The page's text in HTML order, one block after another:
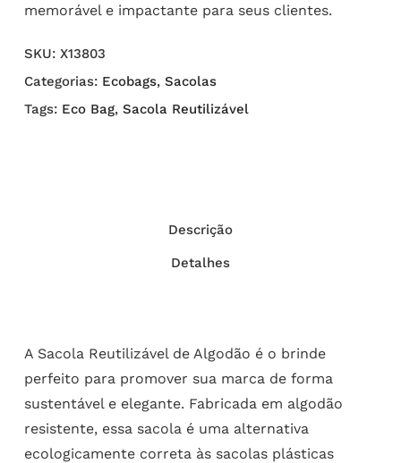
memorável e impactante para seus clientes.
SKU: X13803
Categorias: Ecobags, Sacolas
Tags: Eco Bag, Sacola Reutilizável
Descrição
Detalhes
A Sacola Reutilizável de Algodão é o brinde
perfeito para promover sua marca de forma
sustentável e elegante. Fabricada em algodão
resistente, essa sacola é uma alternativa
ecologicamente correta às sacolas plásticas